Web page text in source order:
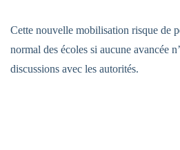
Cette nouvelle mobilisation risque de
normal des écoles si aucune avancée
discussions avec les autorités.